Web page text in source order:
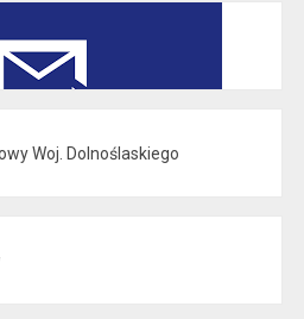
Woj. Dolnoślaskiego